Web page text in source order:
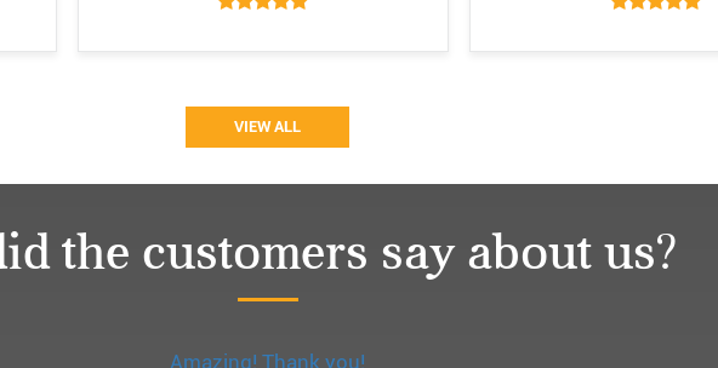
VIEW ALL
the customers say about us?
Monchery cruis, 즐거웠던 어머니 환갑여행~